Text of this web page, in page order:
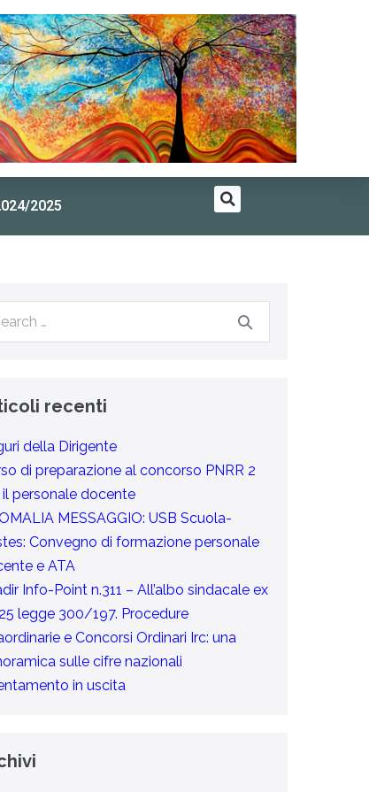
2025
recenti
della Dirigente
di preparazione al concorso PNRR 2
il personale docente
MESSAGGIO: USB Scuola-
Convegno di formazione personale
e ATA
Info-Point n.311 – All’albo sindacale ex
legge 300/197. Procedure
e Concorsi Ordinari Irc: una
sulle cifre nazionali
in uscita